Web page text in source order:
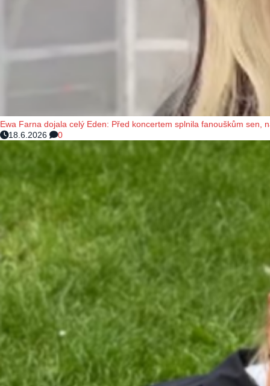
Ewa Farna dojala celý Eden: Před koncertem splnila fanouškům sen,
18.6.2026
0